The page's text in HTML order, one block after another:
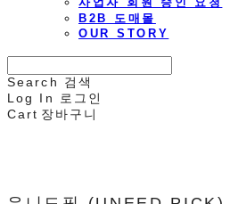
B2B 도매몰
OUR STORY
Search
검색
Log In
로그인
Cart 장바구니